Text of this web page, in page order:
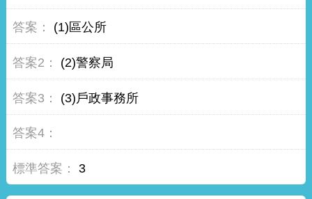
(1)區公所
(2)警察局
(3)戶政事務所
3